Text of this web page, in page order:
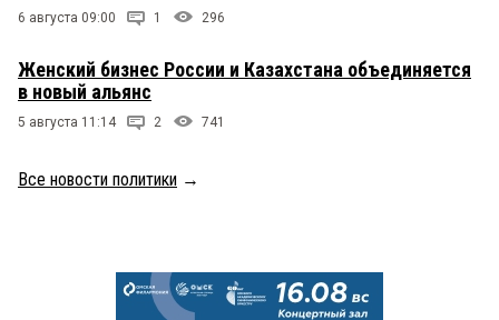
6 августа 09:00 1 296
Женский бизнес России и Казахстана объединяется
в новый альянс
5 августа 11:14 2 741
Все новости политики →